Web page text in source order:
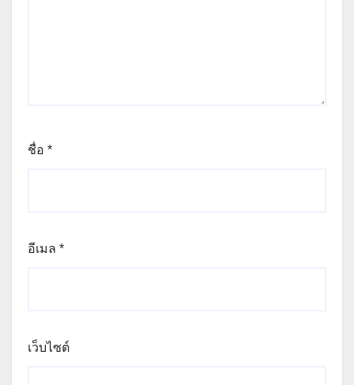
ชื่อ *
อีเมล *
เว็บไซต์